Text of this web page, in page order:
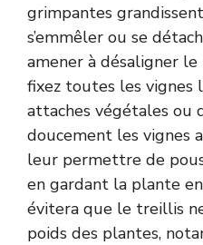
grimpantes
s’emmêler ou se
amener à désaligner
fixez toutes les vignes
attaches végétales ou
doucement les vignes
leur permettre de
en gardant la plante
évitera que le treillis
poids des plantes,